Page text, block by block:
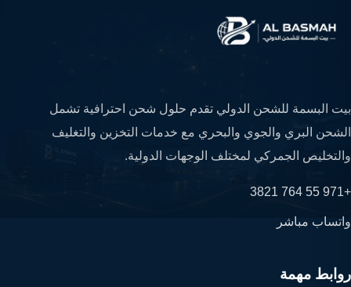
بيت البسمة للشحن الدولي تقدم حلول شحن احترافية تشمل
الشحن البري والجوي والبحري مع خدمات التخزين والتغليف
والتخليص الجمركي لمختلف الوجهات الدولية.
+971 55 764 3821
واتساب مباشر
روابط مهمة